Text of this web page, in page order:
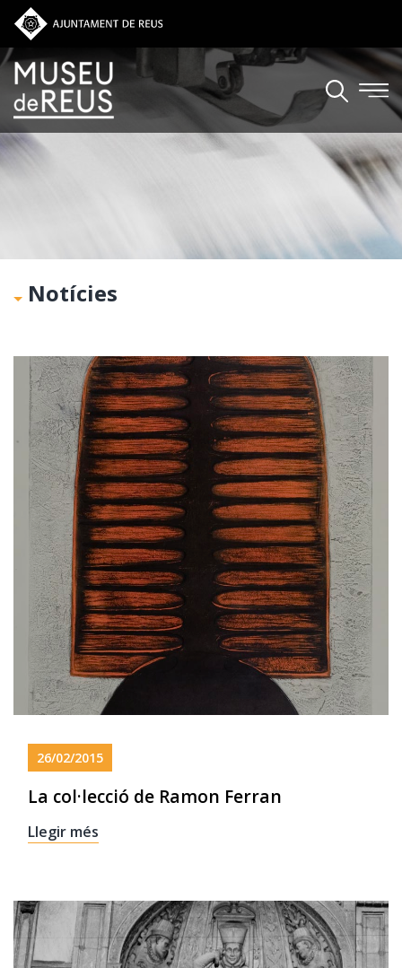
Vés al contingut
Notícies
26/02/2015
La col·lecció de Ramon Ferran
Llegir més